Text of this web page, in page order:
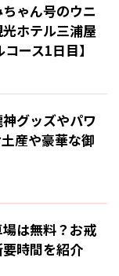
ちゃん号のウニ
ホテル三浦屋
ース1日目】
神グッズやパワ
産や豪華な御
場は無料？お戒
時間を紹介